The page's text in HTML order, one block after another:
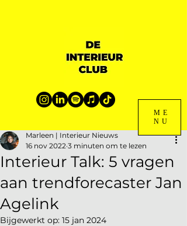
ME
NU
Interieur Talk: 5 vragen
aan trendforecaster Jan
Agelink
Marleen | Interieur Nieuws
16 nov 2022 3 minuten om te lezen
Bijgewerkt op: 15 jan 2024